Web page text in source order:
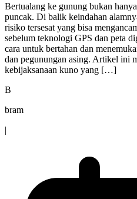
Bertualang ke gunung bukan
puncak. Di balik keindahan
risiko tersesat yang bisa
sebelum teknologi GPS dan peta
cara untuk bertahan dan
dan pegunungan asing. Artikel ini
kebijaksanaan kuno yang […]
B
bram
|